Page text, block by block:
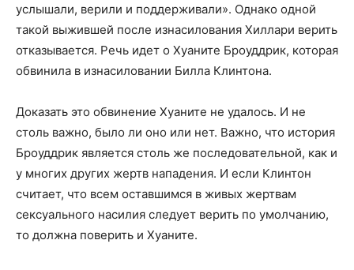
услышали, верили и поддерживали». Однако одной
такой выжившей после изнасилования Хиллари верить
отказывается. Речь идет о Хуаните Броуддрик, которая
обвинила в изнасиловании Билла Клинтона.
Доказать это обвинение Хуаните не удалось. И не
столь важно, было ли оно или нет. Важно, что история
Броуддрик является столь же последовательной, как и
у многих других жертв нападения. И если Клинтон
считает, что всем оставшимся в живых жертвам
сексуального насилия следует верить по умолчанию,
то должна поверить и Хуаните.